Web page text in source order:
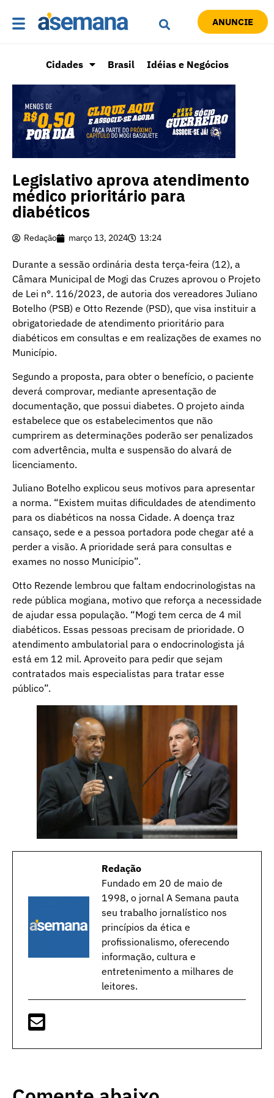
ANUNCIE
Cidades Brasil Idéias e Negócios
Legislativo aprova atendimento
médico prioritário para
diabéticos
Redação março 13, 2024 13:24
Durante a sessão ordinária desta terça-feira (12), a
Câmara Municipal de Mogi das Cruzes aprovou o Projeto
de Lei n°. 116/2023, de autoria dos vereadores Juliano
Botelho (PSB) e Otto Rezende (PSD), que visa instituir a
obrigatoriedade de atendimento prioritário para
diabéticos em consultas e em realizações de exames no
Município.
Segundo a proposta, para obter o benefício, o paciente
deverá comprovar, mediante apresentação de
documentação, que possui diabetes. O projeto ainda
estabelece que os estabelecimentos que não
cumprirem as determinações poderão ser penalizados
com advertência, multa e suspensão do alvará de
licenciamento.
Juliano Botelho explicou seus motivos para apresentar
a norma. “Existem muitas dificuldades de atendimento
para os diabéticos na nossa Cidade. A doença traz
cansaço, sede e a pessoa portadora pode chegar até a
perder a visão. A prioridade será para consultas e
exames no nosso Município”.
Otto Rezende lembrou que faltam endocrinologistas na
rede pública mogiana, motivo que reforça a necessidade
de ajudar essa população. “Mogi tem cerca de 4 mil
diabéticos. Essas pessoas precisam de prioridade. O
atendimento ambulatorial para o endocrinologista já
está em 12 mil. Aproveito para pedir que sejam
contratados mais especialistas para tratar esse
público”.
Redação
Fundado em 20 de maio de
1998, o jornal A Semana pauta
seu trabalho jornalístico nos
princípios da ética e
profissionalismo, oferecendo
informação, cultura e
entretenimento a milhares de
leitores.